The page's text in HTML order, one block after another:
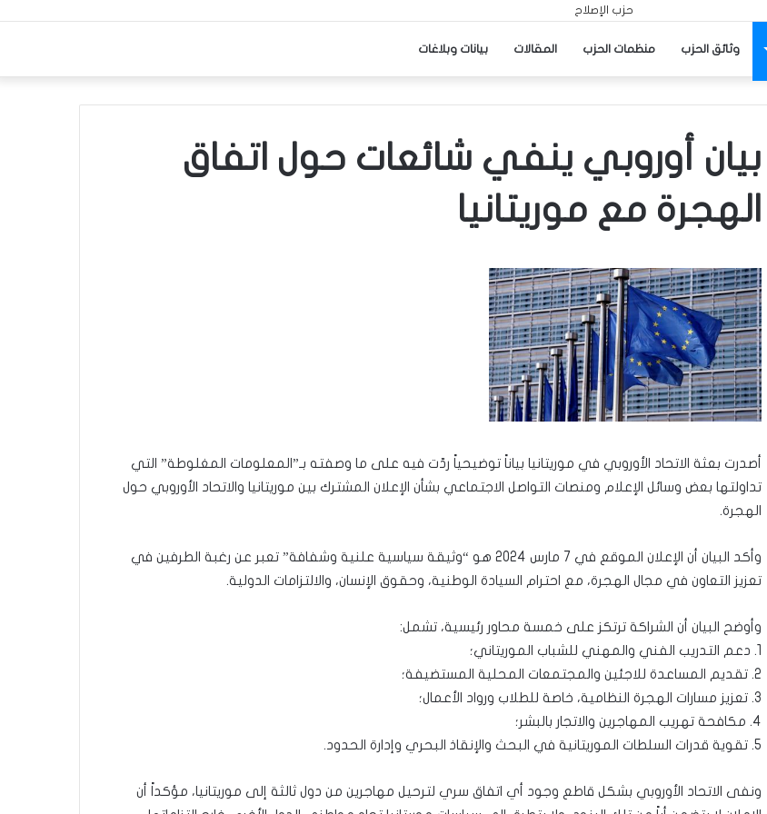
وثائق الحزب منظمات الحزب المقالات بيانات وبلاغات
بيان أوروبي ينفي شائعات حول اتفاق
الهجرة مع موريتانيا
أصدرت بعثة الاتحاد الأوروبي في موريتانيا بياناً توضيحياً ردّت فيه على ما وصفته بـ”المعلومات المغلوطة” التي
تداولتها بعض وسائل الإعلام ومنصات التواصل الاجتماعي بشأن الإعلان المشترك بين موريتانيا والاتحاد الأوروبي حول
الهجرة.
وأكد البيان أن الإعلان الموقع في 7 مارس 2024 هو “وثيقة سياسية علنية وشفافة” تعبر عن رغبة الطرفين في
تعزيز التعاون في مجال الهجرة، مع احترام السيادة الوطنية، وحقوق الإنسان، والالتزامات الدولية.
وأوضح البيان أن الشراكة ترتكز على خمسة محاور رئيسية، تشمل:
1. دعم التدريب الفني والمهني للشباب الموريتاني؛
2. تقديم المساعدة للاجئين والمجتمعات المحلية المستضيفة؛
3. تعزيز مسارات الهجرة النظامية، خاصة للطلاب ورواد الأعمال؛
4. مكافحة تهريب المهاجرين والاتجار بالبشر؛
5. تقوية قدرات السلطات الموريتانية في البحث والإنقاذ البحري وإدارة الحدود.
ونفى الاتحاد الأوروبي بشكل قاطع وجود أي اتفاق سري لترحيل مهاجرين من دول ثالثة إلى موريتانيا، مؤكداً أن